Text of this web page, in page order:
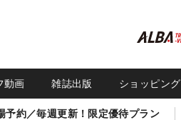
動画 雑誌出版 ショッピング
予約／毎週更新！限定優待プラン